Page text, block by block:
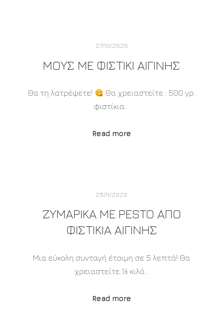
27/10/2020
ΜΟΥΣ ΜΕ ΦΙΣΤΊΚΙ ΑΙΓΊΝΗΣ
Θα τη λατρέψετε!
Θα χρειαστείτε : 500 γρ.
φιστίκια…
Read more
25/11/2020
ΖΥΜΑΡΙΚΆ ΜΕ PESTO ΑΠΌ
ΦΙΣΤΊΚΙΑ ΑΙΓΊΝΗΣ
Μια εύκολη συνταγή έτοιμη σε 5 λεπτά! Θα
χρειαστείτε:½ κιλό…
Read more